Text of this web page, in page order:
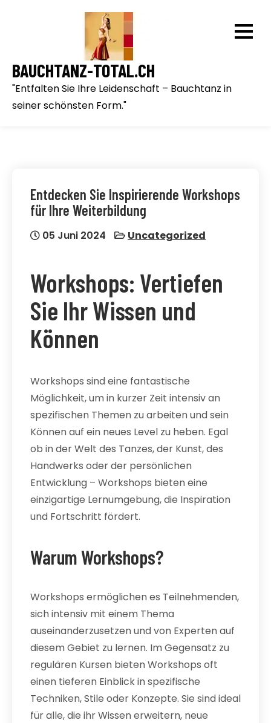
BAUCHTANZ-TOTAL.CH
"Entfalten Sie Ihre Leidenschaft – Bauchtanz in
seiner schönsten Form."
Entdecken Sie Inspirierende Workshops
für Ihre Weiterbildung
05 Juni 2024 Uncategorized
Workshops: Vertiefen
Sie Ihr Wissen und
Können
Workshops sind eine fantastische
Möglichkeit, um in kurzer Zeit intensiv an
spezifischen Themen zu arbeiten und sein
Können auf ein neues Level zu heben. Egal
ob in der Welt des Tanzes, der Kunst, des
Handwerks oder der persönlichen
Entwicklung – Workshops bieten eine
einzigartige Lernumgebung, die Inspiration
und Fortschritt fördert.
Warum Workshops?
Workshops ermöglichen es Teilnehmenden,
sich intensiv mit einem Thema
auseinanderzusetzen und von Experten auf
diesem Gebiet zu lernen. Im Gegensatz zu
regulären Kursen bieten Workshops oft
einen tieferen Einblick in spezifische
Techniken, Stile oder Konzepte. Sie sind ideal
für alle, die ihr Wissen erweitern, neue